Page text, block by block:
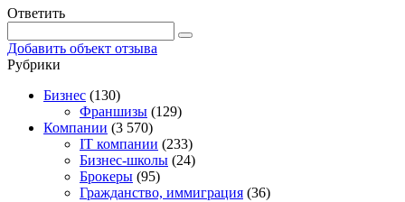
Ответить
Добавить объект отзыва
Рубрики
Бизнес (130)
Франшизы (129)
Компании (3 570)
IT компании (233)
Бизнес-школы (24)
Брокеры (95)
Гражданство, иммиграция (36)